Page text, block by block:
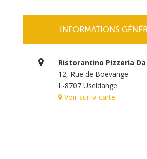
INFORMATIONS
Ristorantino Pizzeria
12, Rue de Boevange
L-8707 Useldange
Voir sur la carte